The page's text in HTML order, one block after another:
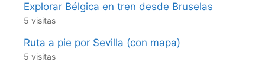
Explorar Bélgica en tren desde Bruselas
5 visitas
Ruta a pie por Sevilla (con mapa)
5 visitas